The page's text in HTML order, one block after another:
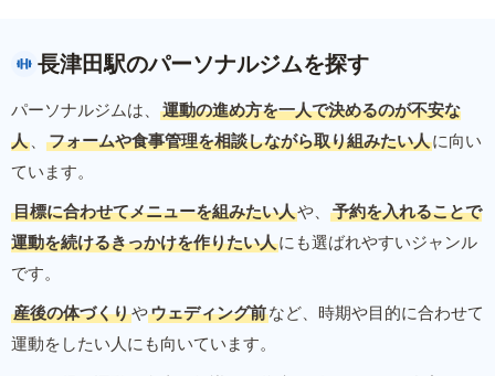
長津田駅のパーソナルジムを探す
パーソナルジムは、
運動の進め方を一人で決めるのが不安な
人 、 フォームや食事管理を相談しながら取り組みたい人に向い
ています。
目標に合わせてメニューを組みたい人や、
予約を入れることで
運動を続けるきっかけを作りたい人にも選ばれやすいジャンル
です。
産後の体づくりやウェディング前など、時期や目的に合わせて
運動をしたい人にも向いています。